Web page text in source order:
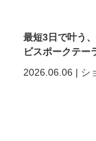
最短3日で叶う
ビスポークテ
2026.06.06 | シ